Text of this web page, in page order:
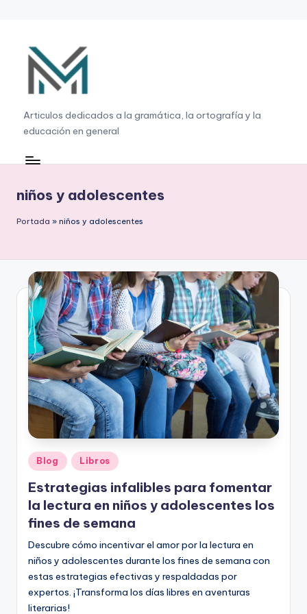
contenido
G
r
a
á
ti
a
,
o
rt
o
g
r
a
fí
a
y
e
d
u
c
Articulos dedicados a la gramática, la ortografía y la
educación en general
niños y adolescentes
Portada » niños y adolescentes
Publicado
en
Blog Libros
Estrategias infalibles para fomentar
la lectura en niños y adolescentes los
fines de semana
Descubre cómo incentivar el amor por la lectura en
niños y adolescentes durante los fines de semana con
estas estrategias efectivas y respaldadas por
expertos. ¡Transforma los días libres en aventuras
literarias!